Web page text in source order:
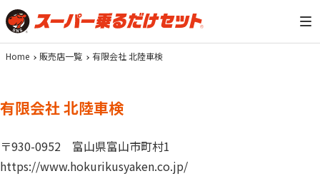
Home 販売店一覧 有限会社 北陸車検
有限会社 北陸車検
〒930-0952
富山県富山市町村1
https://www.hokurikusyaken.co.jp/